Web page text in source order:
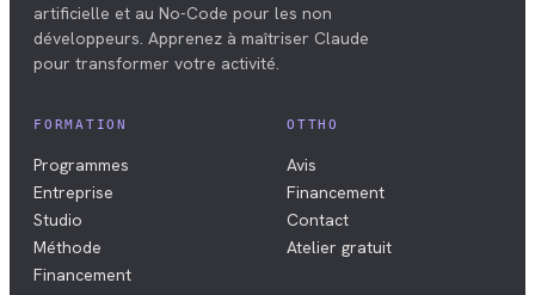
artificielle et au No-Code pour les non
développeurs. Apprenez à maîtriser Claude
pour transformer votre activité.
FORMATION
Programmes
Entreprise
Studio
Méthode
Financement
OTTHO
Avis
Financement
Contact
Atelier gratuit